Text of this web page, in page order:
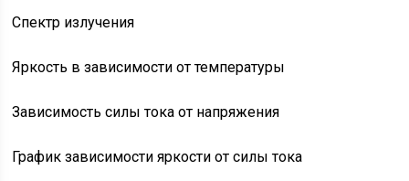
Спектр излучения
Яркость в зависимости от температуры
Зависимость силы тока от напряжения
График зависимости яркости от силы тока